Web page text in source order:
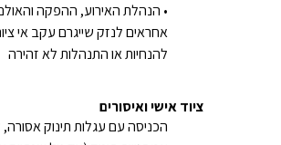
• הנהלת האירוע, ההפקה
אחראים לנזק שייגרם עקב אי
להנחיות או התנהלות לא זהירה
ציוד אישי ואיסורים
הכניסה עם עגלות תינוק